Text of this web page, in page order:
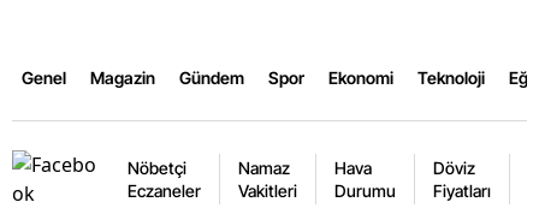
Genel Magazin Gündem Spor Ekonomi Teknoloji
Nöbetçi
Eczaneler
Namaz
Vakitleri
Hava
Durumu
Döviz
Fiyatları